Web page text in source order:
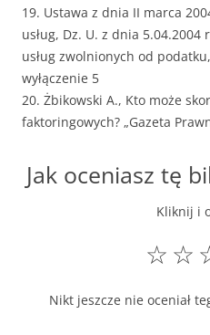
19. Ustawa z dnia II marca
usług, Dz. U. z dnia 5.04.2004
usług zwolnionych od
wyłączenie 5
20. Żbikowski A., Kto może
faktoringowych? „Gazeta
Jak oceniasz tę
Kliknij i
☆
☆
Nikt jeszcze nie oceniał